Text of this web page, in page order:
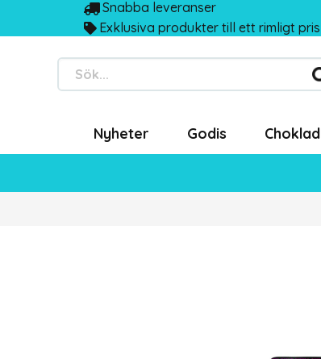
Snabba leveranser
Exklusiva produkter till ett rimligt pris
Sök...
Nyheter Godis Choklad